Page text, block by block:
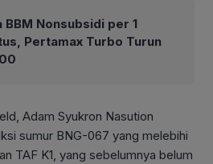
BBM Nonsubsidi per 1
Pertamax Turbo Turun
Adam Syukron Nasution
sumur BNG-067 yang melebihi
TAF K1, yang sebelumnya belum